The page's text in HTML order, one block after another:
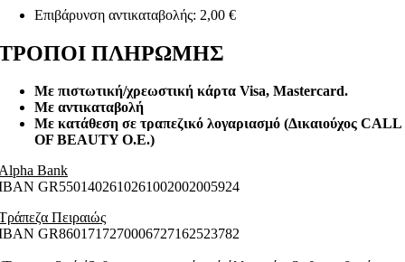
Επιβάρυνση αντικαταβολής: 2,00 €
ΠΛΗΡΩΜΗΣ
Με πιστωτική/χρεωστική κάρτα Visa, Mastercard.
Με αντικαταβολή
Με κατάθεση σε τραπεζικό λογαριασμό (Δικαιούχος CALL
OF BEAUTY O.E.)
Bank
GR5501402610261002002005924
Πειραιώς
GR8601717270006727162523782